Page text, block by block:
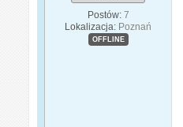
Postów: 7
Lokalizacja: Poznań
OFFLINE